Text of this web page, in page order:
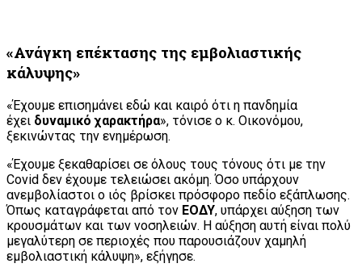
«Ανάγκη επέκτασης της εμβολιαστικής
κάλυψης»
«Έχουμε επισημάνει εδώ και καιρό ότι η πανδημία
έχει δυναμικό χαρακτήρα», τόνισε ο κ. Οικονόμου,
ξεκινώντας την ενημέρωση.
«Έχουμε ξεκαθαρίσει σε όλους τους τόνους ότι με την
Covid δεν έχουμε τελειώσει ακόμη. Όσο υπάρχουν
ανεμβολίαστοι ο ιός βρίσκει πρόσφορο πεδίο εξάπλωσης.
Όπως καταγράφεται από τον ΕΟΔΥ, υπάρχει αύξηση των
κρουσμάτων και των νοσηλειών. Η αύξηση αυτή είναι πολύ
μεγαλύτερη σε περιοχές που παρουσιάζουν χαμηλή
εμβολιαστική κάλυψη», εξήγησε.